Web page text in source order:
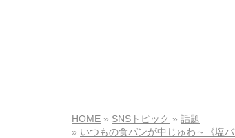
HOME SNSトピック
話題
いつもの食パンが中じゅわ～《塩